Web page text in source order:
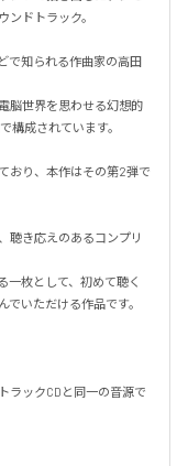
ンドトラック。
で知られる作曲家の高田
脳世界を思わせる幻想的
構成されています。
おり、本作はその第2弾で
聴き応えのあるコンプリ
一枚として、初めて聴く
いただける作品です。
ラックCDと同一の音源で